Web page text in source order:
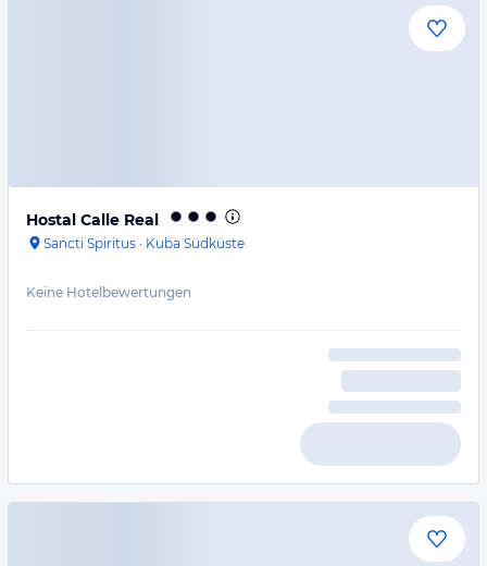
Hostal Calle Real
Sancti Spiritus · Kuba Südküste
Keine Hotelbewertungen